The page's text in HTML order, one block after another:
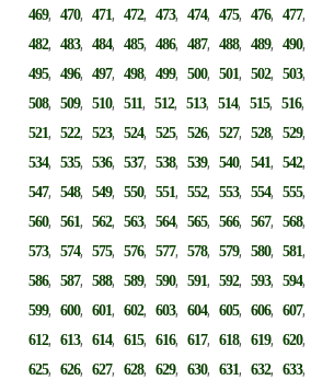
469,470,471,472,473,474,475,476,477
482,483,484,485,486,487,488,489,490
495,496,497,498,499,500,501,502,503
508,509,510,511,512,513,514,515,516
521,522,523,524,525,526,527,528,529
534,535,536,537,538,539,540,541,542
547,548,549,550,551,552,553,554,555
560,561,562,563,564,565,566,567,568
573,574,575,576,577,578,579,580,581
586,587,588,589,590,591,592,593,594
599,600,601,602,603,604,605,606,607
612,613,614,615,616,617,618,619,620
625,626,627,628,629,630,631,632,633